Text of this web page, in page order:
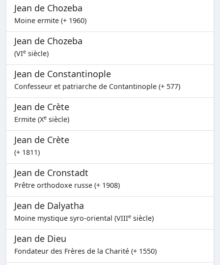
Jean de Chozeba
Moine ermite (+ 1960)
Jean de Chozeba
(VIe siècle)
Jean de Constantinople
Confesseur et patriarche de Contantinople (+ 577)
Jean de Crète
Ermite (Xe siècle)
Jean de Crète
(+ 1811)
Jean de Cronstadt
Prêtre orthodoxe russe (+ 1908)
Jean de Dalyatha
Moine mystique syro-oriental (VIIIe siècle)
Jean de Dieu
Fondateur des Frères de la Charité (+ 1550)